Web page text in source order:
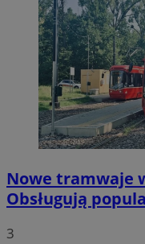
Nowe tramwaje
Obsługują
3